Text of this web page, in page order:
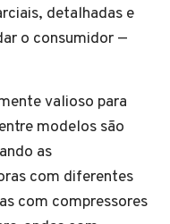
detalhadas e
o consumidor —
valioso para
modelos são
as
com diferentes
com compressores